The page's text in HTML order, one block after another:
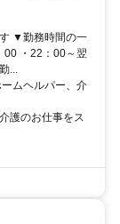
自転車などでの
利なエリアでは
一番ラクに、自
の
▼勤務時間の一
00 ・22：00～翌
...
ムヘルパー、介
お仕事をス